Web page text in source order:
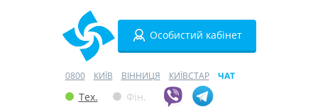
Особистий кабінет
0800 КИЇВ ВІННИЦЯ КИЇВСТАР ЧАТ
Тех. Фін.